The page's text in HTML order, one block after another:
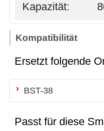
Kapazität:
Kompatibilität
Ersetzt folgende
BST-38
Passt für diese